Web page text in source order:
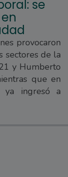
se
provocaron
sectores de la
y Humberto
que en
ya ingresó a